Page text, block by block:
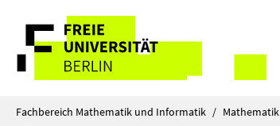
direkt
Inhalt
Service-
Navigation
Fachbereich Mathematik und Informatik / Mathematik